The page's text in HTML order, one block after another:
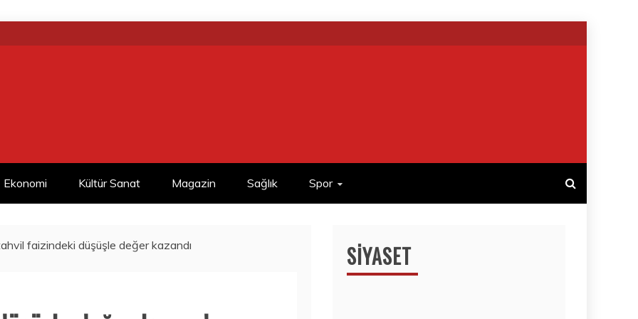
Ekonomi Kültür Sanat Magazin Sağlık Spor
faizindeki düşüşle değer kazandı SIYASET